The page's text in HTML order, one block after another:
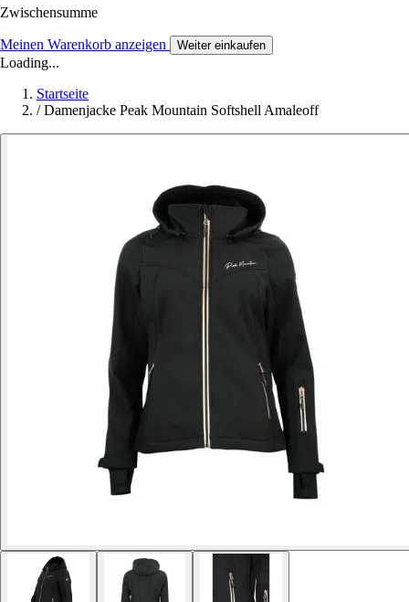
Zwischensumme
Meinen Warenkorb anzeigen Weiter einkaufen
Loading...
Startseite
/ Damenjacke Peak Mountain Softshell Amaleoff